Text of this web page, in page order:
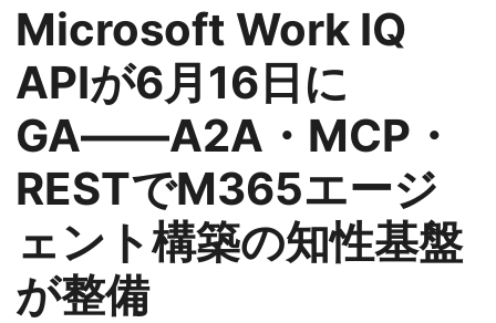
Microsoft Work IQ
APIが6月16日に
GA――A2A・MCP・
RESTでM365エージ
ェント構築の知性基盤
が整備